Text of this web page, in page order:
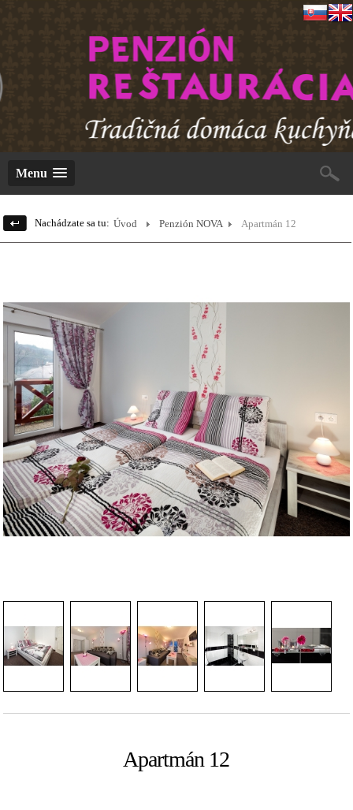
Menu
Nachádzate sa tu: Úvod Penzión NOVA Apartmán 12
Apartmán 12